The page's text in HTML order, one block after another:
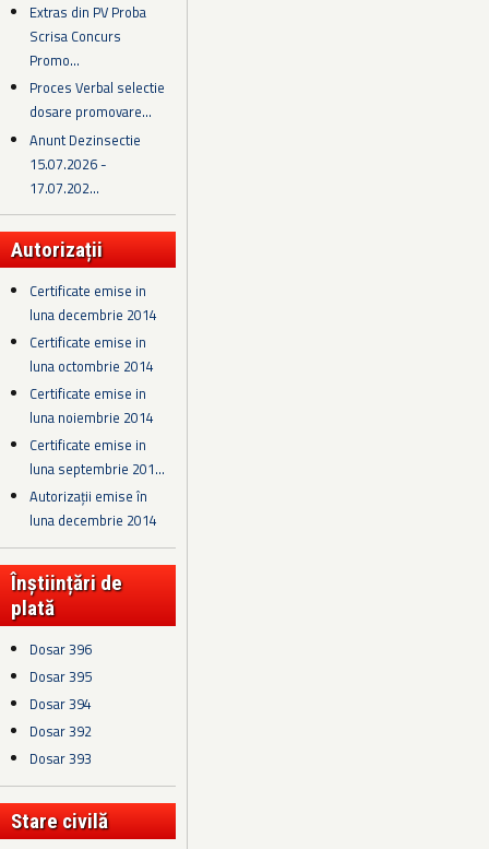
Extras din PV Proba
Scrisa Concurs
Promo...
Proces Verbal selectie
dosare promovare...
Anunt Dezinsectie
15.07.2026 -
17.07.202...
Autorizații
Certificate emise in
luna decembrie 2014
Certificate emise in
luna octombrie 2014
Certificate emise in
luna noiembrie 2014
Certificate emise in
luna septembrie 201...
Autorizații emise în
luna decembrie 2014
Înștiințări de
plată
Dosar 396
Dosar 395
Dosar 394
Dosar 392
Dosar 393
Stare civilă